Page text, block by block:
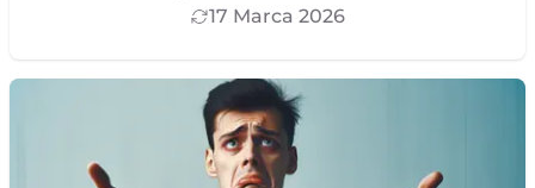
17 Marca 2026